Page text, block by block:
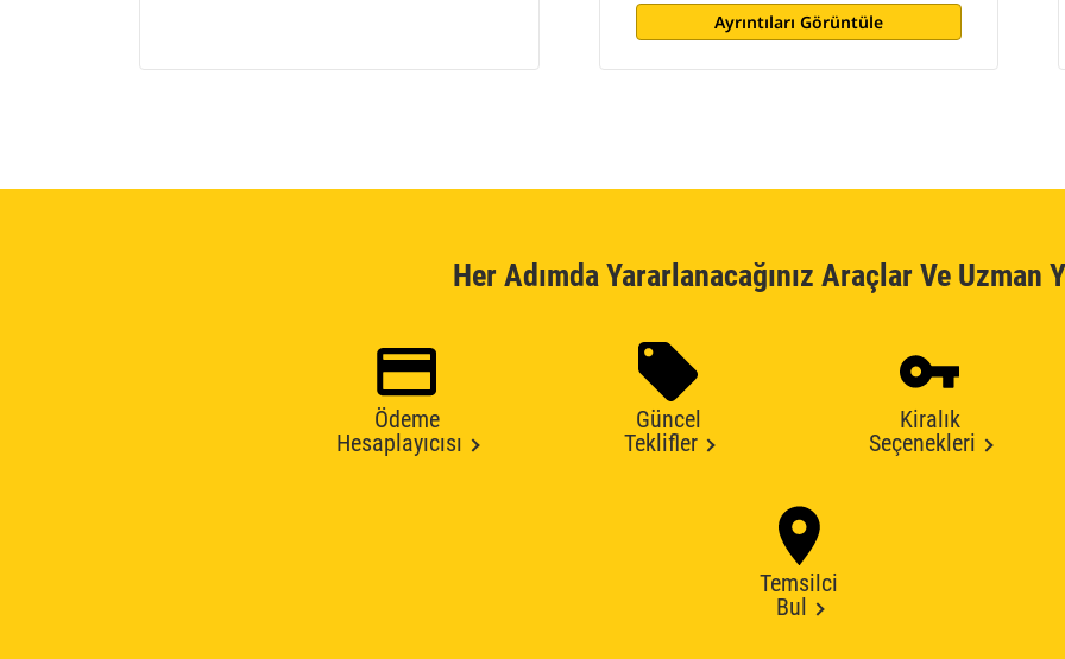
Ayrıntıları Görüntüle
Her Adımda Yararlanacağınız Araçlar Ve Uzman
Ödeme
Hesaplayıcısı
Güncel
Teklifler
Kiralık
Seçenekleri
Temsilci
Bul